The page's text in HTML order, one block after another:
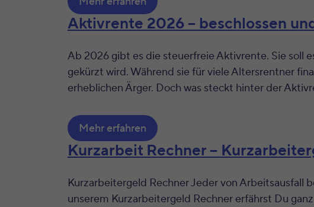
Aktivrente 2026 – beschlossen
Ab 2026 gibt es die steuerfreie Aktivrente. Sie soll
gekürzt wird. Während sie für viele Altersrentner
erheblichen Ärger. Doch was steckt hinter der
Mehr erfahren
Kurzarbeit Rechner –
Kurzarbeitergeld Rechner Jeder von Arbeitsausfall
unserem Kurzarbeitergeld Rechner erfährst Du